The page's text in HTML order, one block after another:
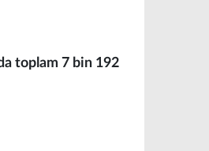
toplam 7 bin 192